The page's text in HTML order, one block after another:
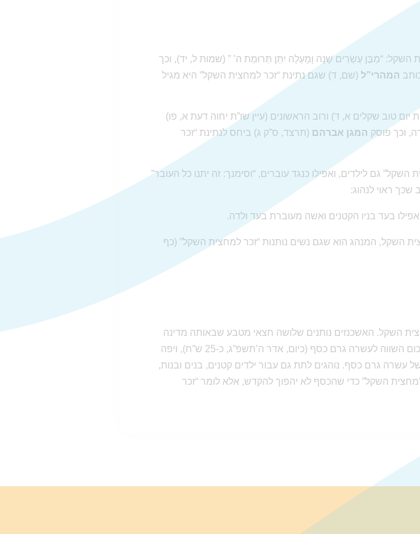
“מִבֶּן עֶשְׂרִים שָׁנָה וָמָעְלָה יִתֵּן תְּרוּמַת ה’ ” (שמות ל, יד), וכך
המהרי”ל (שם, ד) שגם נתינת “זכר למחצית השקל” היא מגיל
יום טוב שקלים א, ד) ורוב הראשונים (עיין שו”ת יחוה דעת א, פו)
וכך פוסק המגן אברהם (תרצד, ס”ק ג) ביחס לנתינת “זכר
גם לילדים, ואפילו כנגד עוברים, “וסימנך: זה יתנו כל העובר”
שכך ראוי לנהוג:
בעד בניו הקטנים ואשה מעוברת בעד ולדה.
השקל, המנהג הוא שגם נשים נותנות “זכר למחצית השקל” (כף
השקל. האשכנזים נותנים שלושה חצאי מטבע שבאותה מדינה
(בישראל: חצי שקל). הספרדים נוהגים לתת סכום השווה לעשרה גרם כסף (כיום, אדר ה’תשפ”ג, כ-25 ש”ח), ויפה
עשרה גרם כסף. נוהגים לתת גם עבור ילדים קטנים, בנים ובנות,
השקל” כדי שהכסף לא יהפוך להקדש, אלא לומר “זכר